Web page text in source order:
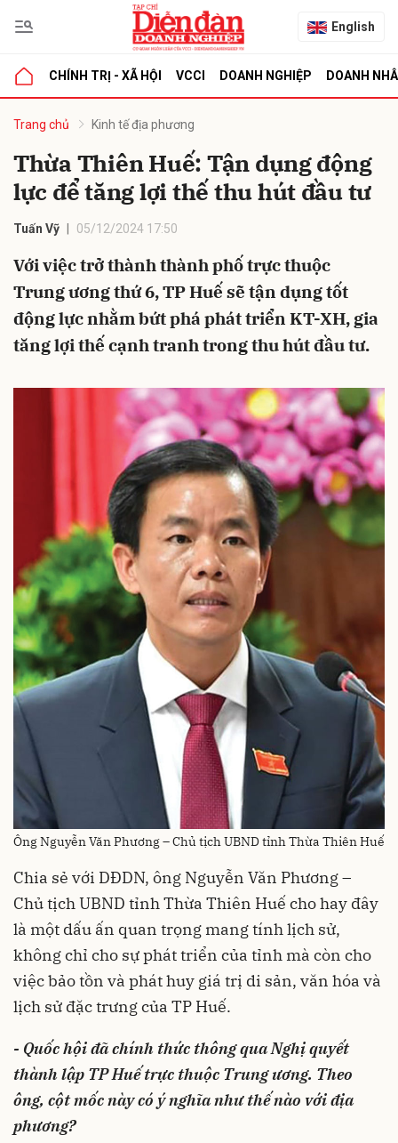
English
CHÍNH TRỊ - XÃ HỘI VCCI DOANH NGHIỆP DOANH
Trang chủ Kinh tế địa phương
Thừa Thiên Huế: Tận dụng động
lực để tăng lợi thế thu hút đầu tư
Tuấn Vỹ 05/12/2024 17:50
Với việc trở thành thành phố trực thuộc
Trung ương thứ 6, TP Huế sẽ tận dụng tốt
động lực nhằm bứt phá phát triển KT-XH, gia
tăng lợi thế cạnh tranh trong thu hút đầu tư.
Ông Nguyễn Văn Phương – Chủ tịch UBND tỉnh Thừa Thiên Huế
Chia sẻ với DĐDN, ông Nguyễn Văn Phương –
Chủ tịch UBND tỉnh Thừa Thiên Huế cho hay đây
là một dấu ấn quan trọng mang tính lịch sử,
không chỉ cho sự phát triển của tỉnh mà còn cho
việc bảo tồn và phát huy giá trị di sản, văn hóa và
lịch sử đặc trưng của TP Huế.
- Quốc hội đã chính thức thông qua Nghị quyết
thành lập TP Huế trực thuộc Trung ương. Theo
ông, cột mốc này có ý nghĩa như thế nào với địa
phương?
luận
Hủy